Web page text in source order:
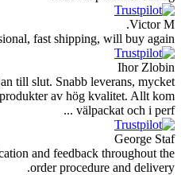
Victor M.
fast shipping, will buy again
Ihor Zlobin
till slut. Snabb leverans, mycket
av hög kvalitet. Allt kom
välpackat och i perf ...
George Staf
and feedback throughout the
order procedure and delivery.